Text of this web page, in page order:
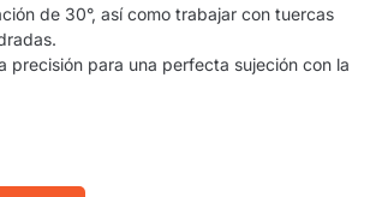
de 30°, así como trabajar con tuercas
precisión para una perfecta sujeción con la